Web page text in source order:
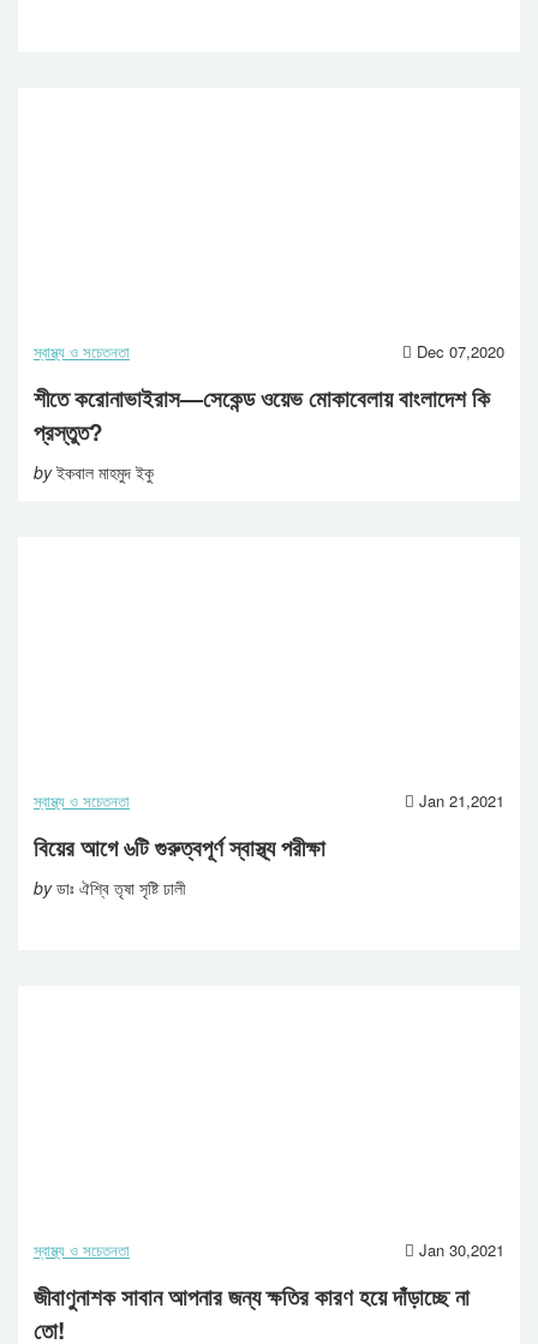
স্বাস্থ্য ও সচেতনতা Dec 07,2020
শীতে করোনাভাইরাস—সেকেন্ড ওয়েভ মোকাবেলায় বাংলাদেশ কি
প্রস্তুত?
byইকবাল মাহমুদ ইকু
স্বাস্থ্য ও সচেতনতা Jan 21,2021
বিয়ের আগে ৬টি গুরুত্বপূর্ণ স্বাস্থ্য পরীক্ষা
byডাঃ ঐশ্বি তৃষা সৃষ্টি ঢালী
স্বাস্থ্য ও সচেতনতা Jan 30,2021
জীবাণুনাশক সাবান আপনার জন্য ক্ষতির কারণ হয়ে দাঁড়াচ্ছে না
তো!